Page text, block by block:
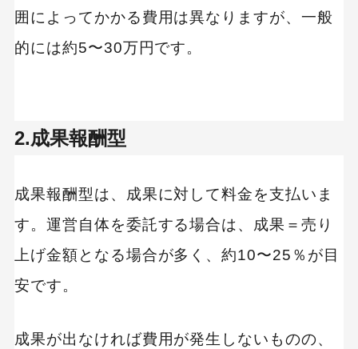
囲によってかかる費用は異なりますが、一般
的には約5〜30万円です。
2.成果報酬型
成果報酬型は、成果に対して料金を支払いま
す。運営自体を委託する場合は、成果＝売り
上げ金額となる場合が多く、約10〜25％が目
安です。
成果が出なければ費用が発生しないものの、